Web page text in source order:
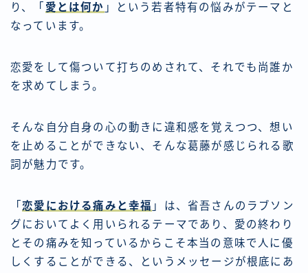
り、「 愛とは何か 」という若者特有の悩みがテーマと
なっています。
恋愛をして傷ついて打ちのめされて、それでも尚誰か
を求めてしまう。
そんな自分自身の心の動きに違和感を覚えつつ、想い
を止めることができない、そんな葛藤が感じられる歌
詞が魅力です。
「恋愛における痛みと幸福 」は、省吾さんのラブソン
グにおいてよく用いられるテーマであり、愛の終わり
とその痛みを知っているからこそ本当の意味で人に優
しくすることができる、というメッセージが根底にあ